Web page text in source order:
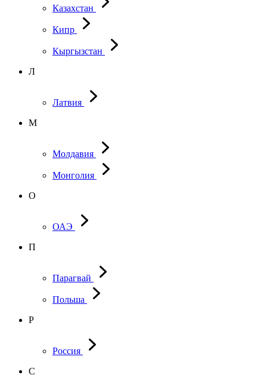
Казахстан
Кипр
Кыргызстан
Л
Латвия
М
Молдавия
Монголия
О
ОАЭ
П
Парагвай
Польша
Р
Россия
С